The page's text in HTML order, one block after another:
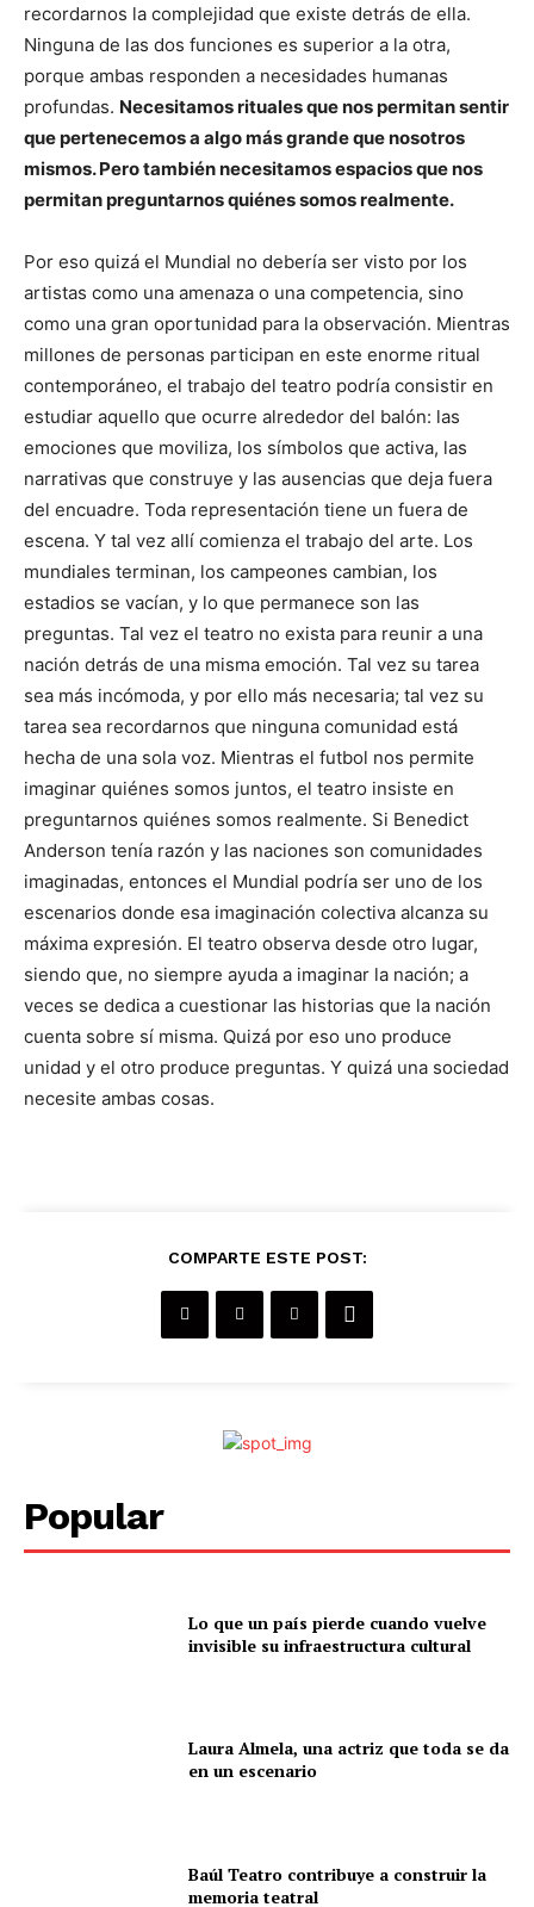
recordarnos la complejidad que existe detrás de ella.
Ninguna de las dos funciones es superior a la otra,
porque ambas responden a necesidades humanas
profundas. Necesitamos rituales que nos permitan sentir
que pertenecemos a algo más grande que nosotros
mismos. Pero también necesitamos espacios que nos
permitan preguntarnos quiénes somos realmente.
Por eso quizá el Mundial no debería ser visto por los
artistas como una amenaza o una competencia, sino
como una gran oportunidad para la observación. Mientras
millones de personas participan en este enorme ritual
contemporáneo, el trabajo del teatro podría consistir en
estudiar aquello que ocurre alrededor del balón: las
emociones que moviliza, los símbolos que activa, las
narrativas que construye y las ausencias que deja fuera
del encuadre. Toda representación tiene un fuera de
escena. Y tal vez allí comienza el trabajo del arte. Los
mundiales terminan, los campeones cambian, los
estadios se vacían, y lo que permanece son las
preguntas. Tal vez el teatro no exista para reunir a una
nación detrás de una misma emoción. Tal vez su tarea
sea más incómoda, y por ello más necesaria; tal vez su
tarea sea recordarnos que ninguna comunidad está
hecha de una sola voz. Mientras el futbol nos permite
imaginar quiénes somos juntos, el teatro insiste en
preguntarnos quiénes somos realmente. Si Benedict
Anderson tenía razón y las naciones son comunidades
imaginadas, entonces el Mundial podría ser uno de los
escenarios donde esa imaginación colectiva alcanza su
máxima expresión. El teatro observa desde otro lugar,
siendo que, no siempre ayuda a imaginar la nación; a
veces se dedica a cuestionar las historias que la nación
cuenta sobre sí misma. Quizá por eso uno produce
unidad y el otro produce preguntas. Y quizá una sociedad
necesite ambas cosas.
COMPARTE ESTE POST:
Popular
Lo que un país pierde cuando vuelve
invisible su infraestructura cultural
Laura Almela, una actriz que toda se da
en un escenario
Baúl Teatro contribuye a construir la
memoria teatral